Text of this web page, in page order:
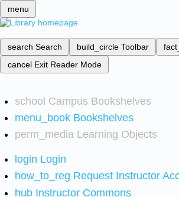
menu
search Search build_circle Toolbar
cancel Exit Reader Mode
school Campus Bookshelves
menu_book Bookshelves
perm_media Learning Objects
login Login
how_to_reg Request Instructor
hub Instructor Commons